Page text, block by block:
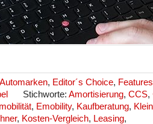
Automarken, Editor´s Choice, Features
Stichworte: Amortisierung, CCS,
, Emobility, Kaufberatung,
, Kosten-Vergleich, Leasing,